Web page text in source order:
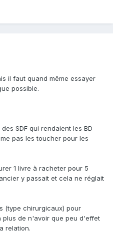
il faut quand même essayer
possible.
SDF qui rendaient les BD
pas les toucher pour les
1 livre à racheter pour 5
y passait et cela ne réglait
(type chirurgicaux) pour
plus de n'avoir que peu d'effet
relation.